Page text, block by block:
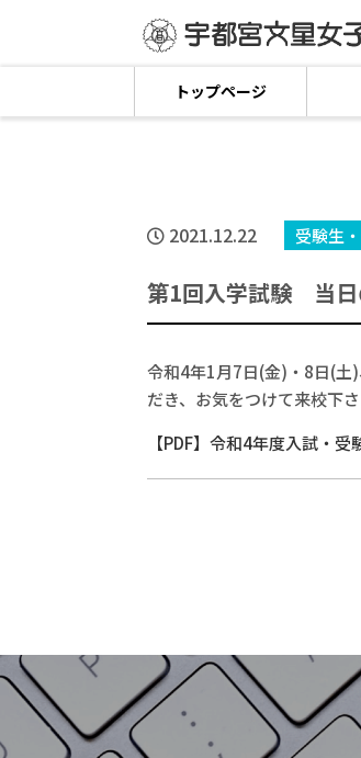
トップページ
2021.12.22 受験生
第1回入学試験 当日
令和4年1月7日(金)・8日(土
だき、お気をつけて来校下さ
【PDF】令和4年度入試・